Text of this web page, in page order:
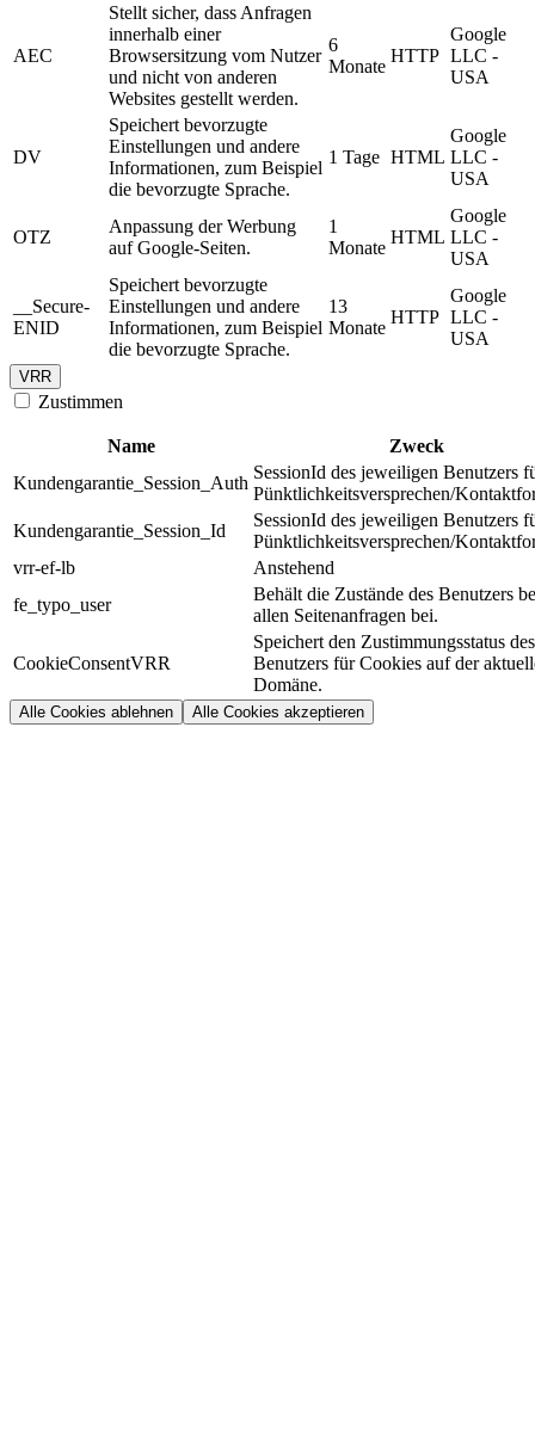
AEC
Stellt sicher, dass Anfragen
innerhalb einer
Browsersitzung vom Nutzer
und nicht von anderen
Websites gestellt werden.
6
Monate
HTTP
Google
LLC -
USA
DV
Speichert bevorzugte
Einstellungen und andere
Informationen, zum Beispiel
die bevorzugte Sprache.
1 Tage HTML
Google
LLC -
USA
OTZ
Anpassung der Werbung
auf Google-Seiten.
1
Monate
HTML
Google
LLC -
USA
__Secure-
ENID
Speichert bevorzugte
Einstellungen und andere
Informationen, zum Beispiel
die bevorzugte Sprache.
13
Monate
HTTP
Google
LLC -
USA
VRR
Zustimmen
Name
Zweck
Kundengarantie_Session_Auth
SessionId des jeweiligen Benutzers
Pünktlichkeitsversprechen/
Kundengarantie_Session_Id
SessionId des jeweiligen Benutzers
Pünktlichkeitsversprechen/
vrr-ef-lb
Anstehend
fe_typo_user
Behält die Zustände des Benutzers
allen Seitenanfragen bei.
CookieConsentVRR
Speichert den Zustimmungsstatus des
Benutzers für Cookies auf der
Domäne.
Alle Cookies ablehnen Alle Cookies akzeptieren